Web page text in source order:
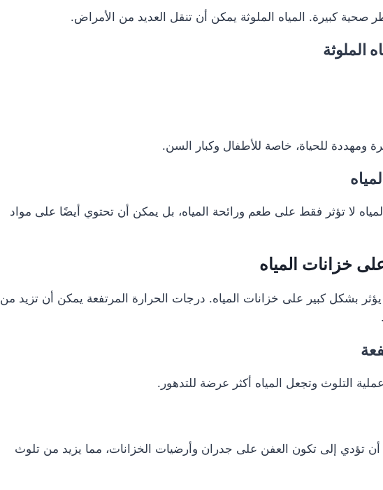
صحية كبيرة. المياه الملوثة يمكن أن تنقل العديد من الأمراض.
الملوثة
ومهددة للحياة، خاصة للأطفال وكبار السن.
لا تؤثر فقط على طعم ورائحة المياه، بل يمكن أن تحتوي أيضًا على مواد
خزانات المياه
بشكل كبير على خزانات المياه. درجات الحرارة المرتفعة يمكن أن تزيد من
التلوث وتجعل المياه أكثر عرضة للتدهور.
أن تؤدي إلى تكون العفن على جدران وأرضيات الخزانات، مما يزيد من تلوث